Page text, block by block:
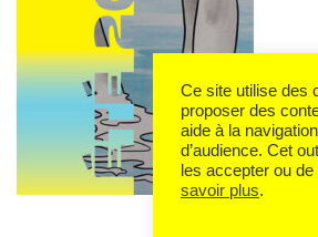
Ce site utilise des
proposer des
aide à la
d’audience. Cet
les accepter ou
savoir plus.